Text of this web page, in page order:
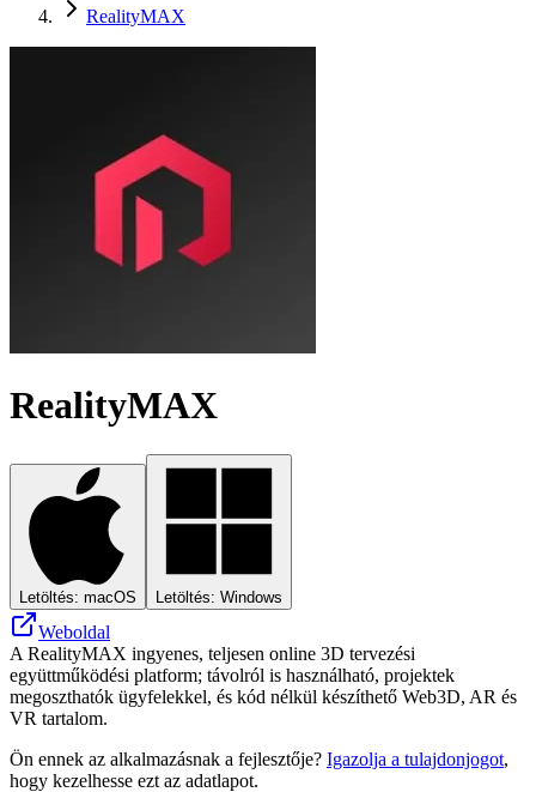
RealityMAX
RealityMAX
Letöltés: macOS Letöltés: Windows
Weboldal
A RealityMAX ingyenes, teljesen online 3D tervezési
együttműködési platform; távolról is használható, projektek
megoszthatók ügyfelekkel, és kód nélkül készíthető Web3D, AR és
VR tartalom.
Ön ennek az alkalmazásnak a fejlesztője? Igazolja a tulajdonjogot,
hogy kezelhesse ezt az adatlapot.